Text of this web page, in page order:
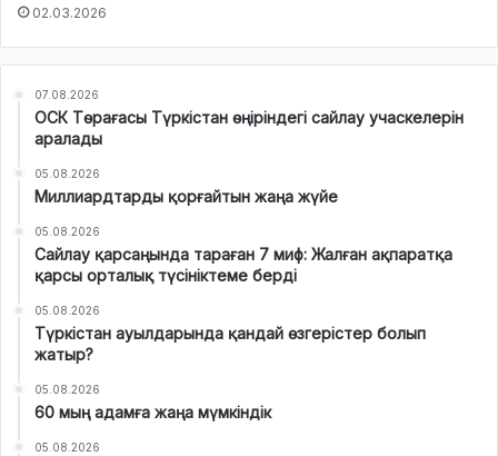
02.03.2026
07.08.2026
ОСК Төрағасы Түркістан өңіріндегі сайлау учаскелерін
аралады
05.08.2026
Миллиардтарды қорғайтын жаңа жүйе
05.08.2026
Сайлау қарсаңында тараған 7 миф: Жалған ақпаратқа
қарсы орталық түсініктеме берді
05.08.2026
Түркістан ауылдарында қандай өзгерістер болып
жатыр?
05.08.2026
60 мың адамға жаңа мүмкіндік
05.08.2026